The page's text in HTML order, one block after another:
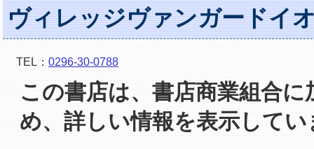
ヴィレッジヴァンガードイ
TEL： 0296-30-0788
この書店は、書店商業組合
め、詳しい情報を表示して